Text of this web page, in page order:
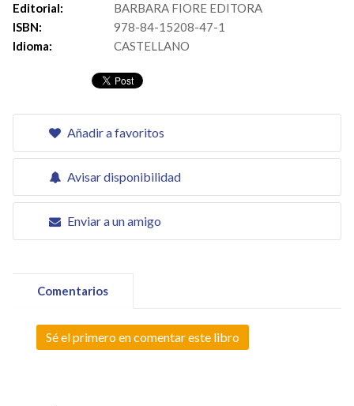
Editorial:
BARBARA FIORE EDITORA
ISBN:
978-84-15208-47-1
Idioma:
CASTELLANO
Añadir a favoritos
Avisar disponibilidad
Enviar a un amigo
Comentarios
Sé el primero en comentar este libro